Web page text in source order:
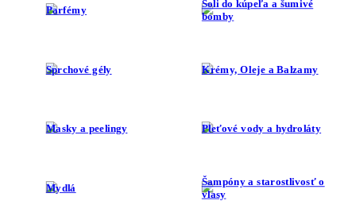
Parfémy
Soli do kúpeľa a šumivé
bomby
Sprchové gély Krémy, Oleje a Balzamy
Masky a peelingy Pleťové vody a hydroláty
Mydlá
Šampóny a starostlivosť o
vlasy